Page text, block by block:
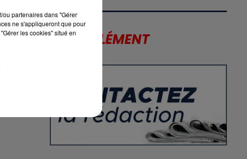
QUI
LE SUPPLÉMENT
ou partenaires dans "Gérer
ne s'appliqueront que pour
les cookies" situé en